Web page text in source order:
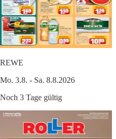
REWE
Mo. 3.8. - Sa. 8.8.2026
Noch 3 Tage gültig